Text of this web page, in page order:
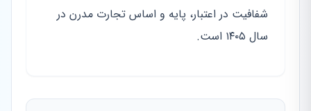
شفافیت در اعتبار، پایه و اساس تجارت مدرن در
سال ۱۴۰۵ است.